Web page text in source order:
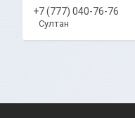
+7 (777) 040-76-76
Султан